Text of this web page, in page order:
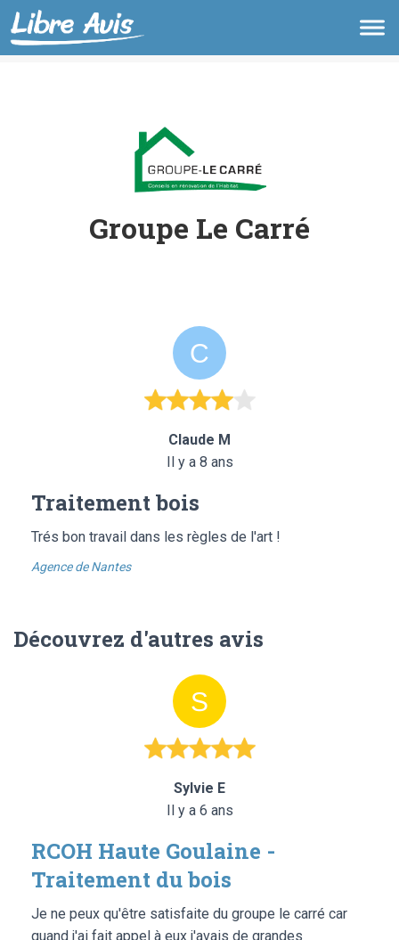
Groupe Le Carré
Claude M
Il y a 8 ans
Traitement bois
Trés bon travail dans les règles de l'art !
Agence de Nantes
Découvrez d'autres avis
Sylvie E
Il y a 6 ans
RCOH Haute Goulaine -
Traitement du bois
Je ne peux qu'être satisfaite du groupe le carré car
quand j'ai fait appel à eux j'avais de grandes